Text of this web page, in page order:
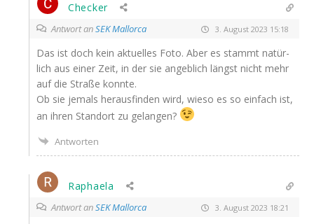
Checker
Antwort anSEK Mallorca 3. August 2023 15:18
Das ist doch kein aktu­el­les Foto. Aber es stammt natür­
lich aus einer Zeit, in der sie angeb­lich längst nicht mehr
auf die Stra­ße konnte.
Ob sie jemals her­aus­fin­den wird, wie­so es so ein­fach ist,
an ihren Stand­ort zu gelangen?
Antworten
Raphaela
Antwort anSEK Mallorca 3. August 2023 18:21